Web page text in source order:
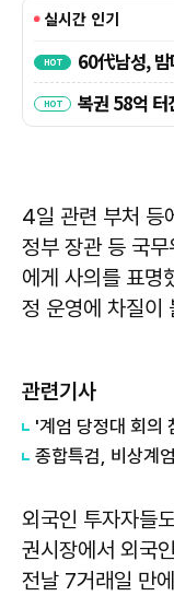
4일 관련 부처 등
정부 장관 등 국
에게 사의를 표명
정 운영에 차질이
관련기사
외국인 투자자들
권시장에서 외국
전날 7거래일 만